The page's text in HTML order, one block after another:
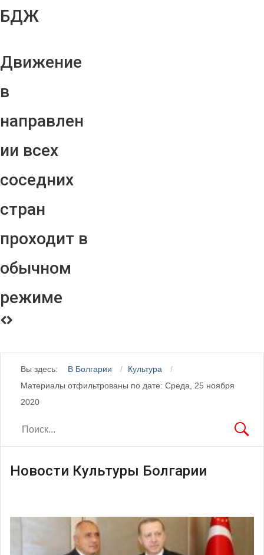
БДЖ
Движение
в
направлен
ии всех
соседних
стран
проходит в
обычном
режиме
Вы здесь: В Болгарии
Культура
Материалы отфильтрованы по дате: Среда, 25 ноября
2020
Новости Культуры Болгарии